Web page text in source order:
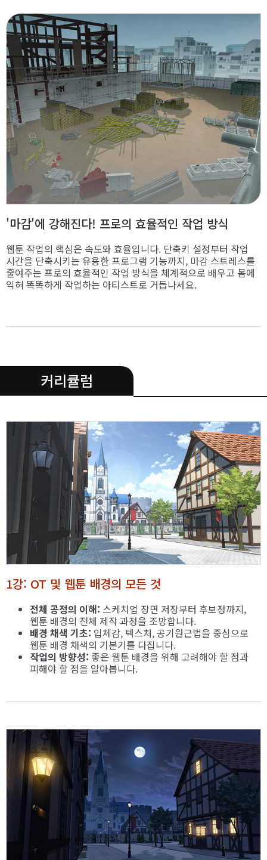
'마감'에 강해진다! 프로의 효율적인 작업 방식
웹툰 작업의 핵심은 속도와 효율입니다. 단축키 설정부터 작업
시간을 단축시키는 유용한 프로그램 기능까지, 마감 스트레스를
줄여주는 프로의 효율적인 작업 방식을 체계적으로 배우고 몸에
익혀 똑똑하게 작업하는 아티스트로 거듭나세요.
커리큘럼
1강: OT 및 웹툰 배경의 모든 것
전체 공정의 이해: 스케치업 장면 저장부터 후보정까지,
웹툰 배경의 전체 제작 과정을 조망합니다.
배경 채색 기초: 입체감, 텍스처, 공기원근법을 중심으로
웹툰 배경 채색의 기본기를 다집니다.
작업의 방향성: 좋은 웹툰 배경을 위해 고려해야 할 점과
피해야 할 점을 알아봅니다.